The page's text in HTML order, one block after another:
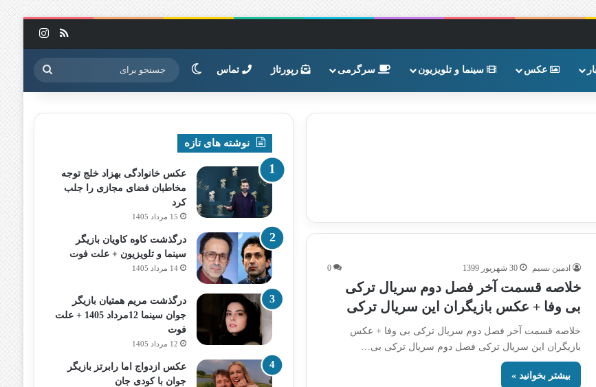
خوراک
عکس سینما و تلویزیون سرگرمی رپورتاژ تماس تغییر پوسته جستجو
برای
ادمین نسیم 30 شهریور 1399 0
خلاصه قسمت آخر فصل دوم سریال ترکی
بی وفا + عکس بازیگران این سریال ترکی
خلاصه قسمت آخر فصل دوم سریال ترکی بی وفا + عکس
بازیگران این سریال ترکی فصل دوم سریال ترکی بی…
بیشتر بخوانید »
نوشته های تازه
عکس خانوادگی بهزاد خلج توجه
مخاطبان فضای مجازی را جلب
کرد
15 مرداد 1405
درگذشت کاوه کاویان بازیگر
سینما و تلویزیون + علت فوت
14 مرداد 1405
درگذشت مریم همتیان بازیگر
جوان سینما 12مرداد 1405 + علت
فوت
12 مرداد 1405
عکس ازدواج اما رابرتز بازیگر
جوان با کودی جان